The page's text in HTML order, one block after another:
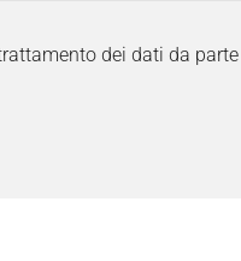
dei dati da